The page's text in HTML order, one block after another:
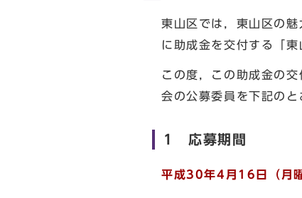
東山区では，東山区の
に助成金を交付する「
この度，この助成金の
会の公募委員を下記のと
1 応募期間
平成30年4月16日（月